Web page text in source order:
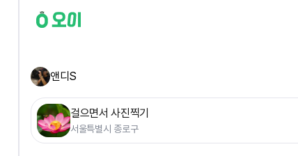
앤디S
걸으면서 사진찍기
서울특별시 종로구